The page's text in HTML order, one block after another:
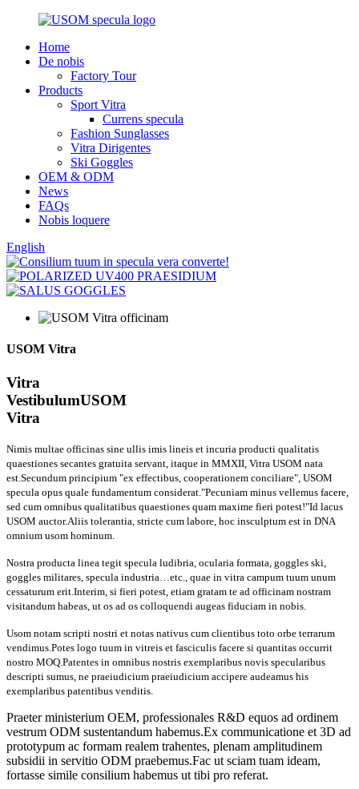
Home
De nobis
Factory Tour
Products
Sport Vitra
Currens specula
Fashion Sunglasses
Vitra Dirigentes
Ski Goggles
OEM & ODM
News
FAQs
Nobis loquere
English
USOM Vitra
Vitra
VestibulumUSOM
Vitra
Nimis multae officinas sine ullis imis lineis et incuria producti qualitatis
quaestiones secantes gratuita servant, itaque in MMXII, Vitra USOM nata
est.Secundum principium "ex effectibus, cooperationem conciliare", USOM
specula opus quale fundamentum considerat."Pecuniam minus vellemus facere,
sed cum omnibus qualitatibus quaestiones quam maxime fieri potest!"Id lacus
USOM auctor.Aliis tolerantia, stricte cum labore, hoc insculptum est in DNA
omnium usom hominum.
Nostra producta linea tegit specula ludibria, ocularia formata, goggles ski,
goggles militares, specula industria…etc., quae in vitra campum tuum unum
cessaturum erit.Interim, si fieri potest, etiam gratam te ad officinam nostram
visitandum habeas, ut os ad os colloquendi augeas fiduciam in nobis.
Usom notam scripti nostri et notas nativus cum clientibus toto orbe terrarum
vendimus.Potes logo tuum in vitreis et fasciculis facere si quantitas occurrit
nostro MOQ.Patentes in omnibus nostris exemplaribus novis specularibus
descripti sumus, ne praeiudicium praeiudicium accipere audeamus his
exemplaribus patentibus venditis.
Praeter ministerium OEM, professionales R&D equos ad ordinem
vestrum ODM sustentandum habemus.Ex communicatione et 3D ad
prototypum ac formam realem trahentes, plenam amplitudinem
subsidii in servitio ODM praebemus.Fac ut sciam tuam ideam,
fortasse simile consilium habemus ut tibi pro referat.